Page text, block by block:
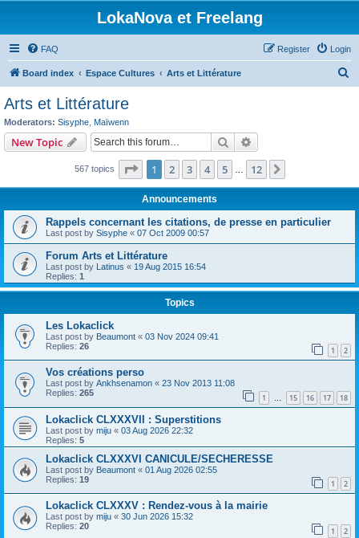
LokaNova et Freelang
FAQ Login
Register
Board index Espace Cultures Arts et Littérature
Arts et Littérature
Moderators: Sisyphe Maïwenn
New Topic Search
567 topics Page 1of 12
1 2 3 4 5 12
Announcements
Rappels concernant les citations, de presse en particulier
Last post by Sisyphe « 07 Oct 2009 00:57
Forum Arts et Littérature
Last post by Latinus « 19 Aug 2015 16:54
Replies: 1
Topics
Les Lokaclick
Last post by Beaumont « 03 Nov 2024 09:41
Replies: 26 1 2
Vos créations perso
Last post by Ankhsenamon « 23 Nov 2013 11:08
Replies: 265 1 … 15 16 17 18
Lokaclick CLXXXVII : Superstitions
Last post by miju « 03 Aug 2026 22:32
Replies: 5
Lokaclick CLXXXVI CANICULE/SECHERESSE
Last post by Beaumont « 01 Aug 2026 02:55
Replies: 19 1 2
Lokaclick CLXXXV : Rendez-vous à la mairie
Last post by miju « 30 Jun 2026 15:32
Replies: 20 1 2